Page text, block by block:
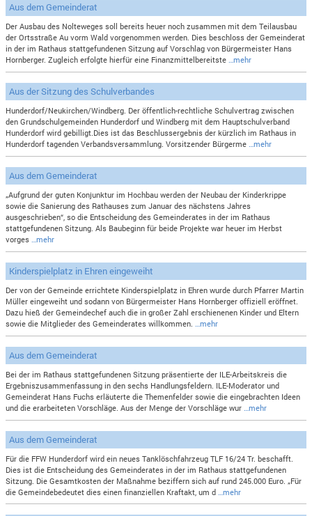
Aus dem Gemeinderat
Der Ausbau des Nolteweges soll bereits heuer noch zusammen mit dem Teilausbau
der Ortsstraße Au vorm Wald vorgenommen werden. Dies beschloss der Gemeinderat
in der im Rathaus stattgefundenen Sitzung auf Vorschlag von Bürgermeister Hans
Hornberger. Zugleich erfolgte hierfür eine Finanzmittelbereitste…mehr
Aus der Sitzung des Schulverbandes
Hunderdorf/Neukirchen/Windberg. Der öffentlich-rechtliche Schulvertrag zwischen
den Grundschulgemeinden Hunderdorf und Windberg mit dem Hauptschulverband
Hunderdorf wird gebilligt.Dies ist das Beschlussergebnis der kürzlich im Rathaus in
Hunderdorf tagenden Verbandsversammlung. Vorsitzender Bürgerme…mehr
Aus dem Gemeinderat
„Aufgrund der guten Konjunktur im Hochbau werden der Neubau der Kinderkrippe
sowie die Sanierung des Rathauses zum Januar des nächstens Jahres
ausgeschrieben“, so die Entscheidung des Gemeinderates in der im Rathaus
stattgefundenen Sitzung. Als Baubeginn für beide Projekte war heuer im Herbst
vorges…mehr
Kinderspielplatz in Ehren eingeweiht
Der von der Gemeinde errichtete Kinderspielplatz in Ehren wurde durch Pfarrer Martin
Müller eingeweiht und sodann von Bürgermeister Hans Hornberger offiziell eröffnet.
Dazu hieß der Gemeindechef auch die in großer Zahl erschienenen Kinder und Eltern
sowie die Mitglieder des Gemeinderates willkommen.…mehr
Aus dem Gemeinderat
Bei der im Rathaus stattgefundenen Sitzung präsentierte der ILE-Arbeitskreis die
Ergebniszusammenfassung in den sechs Handlungsfeldern. ILE-Moderator und
Gemeinderat Hans Fuchs erläuterte die Themenfelder sowie die eingebrachten Ideen
und die erarbeiteten Vorschläge. Aus der Menge der Vorschläge wur…mehr
Aus dem Gemeinderat
Für die FFW Hunderdorf wird ein neues Tanklöschfahrzeug TLF 16/24 Tr. beschafft.
Dies ist die Entscheidung des Gemeinderates in der im Rathaus stattgefundenen
Sitzung. Die Gesamtkosten der Maßnahme beziffern sich auf rund 245.000 Euro. „Für
die Gemeindebedeutet dies einen finanziellen Kraftakt, um d…mehr